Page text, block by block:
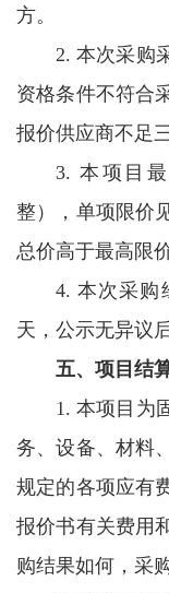
方。
2. 本次采购
资格条件不符合
报价供应商不足
3. 本项目
整），单项限价
总价高于最高限
4. 本次采购
天，公示无异议
五、项目结
1. 本项目为
务、设备、材料
规定的各项应有
报价书有关费用
购结果如何，采